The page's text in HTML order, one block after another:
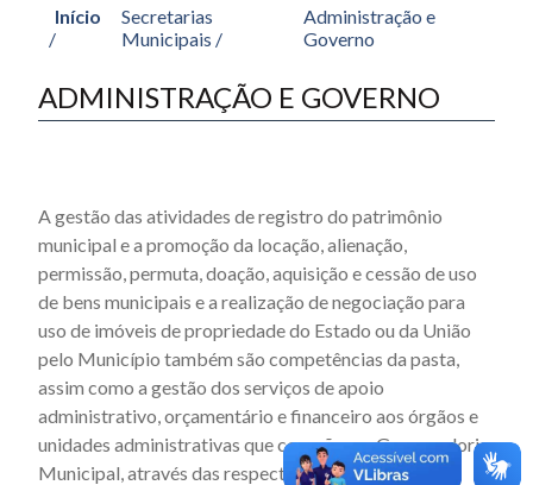
Início
/
Secretarias
Municipais /
Administração e
Governo
ADMINISTRAÇÃO E GOVERNO
A gestão das atividades de registro do patrimônio
municipal e a promoção da locação, alienação,
permissão, permuta, doação, aquisição e cessão de uso
de bens municipais e a realização de negociação para
uso de imóveis de propriedade do Estado ou da União
pelo Município também são competências da pasta,
assim como a gestão dos serviços de apoio
administrativo, orçamentário e financeiro aos órgãos e
unidades administrativas que compõem a Governadoria
Municipal, através das respectiva unidades